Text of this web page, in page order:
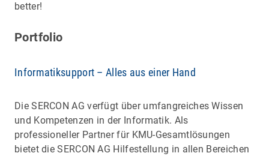
better!
Portfolio
Informatiksupport – Alles aus einer Hand
Die SERCON AG verfügt über umfangreiches Wissen
und Kompetenzen in der Informatik. Als
professioneller Partner für KMU-Gesamtlösungen
bietet die SERCON AG Hilfestellung in allen Bereichen